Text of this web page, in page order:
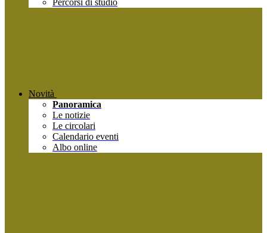
Percorsi di studio
Novità
Panoramica
Le notizie
Le circolari
Calendario eventi
Albo online